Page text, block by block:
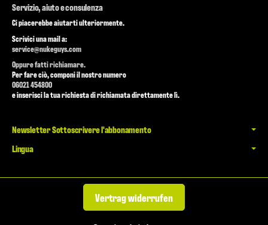
Servizio, aiuto e consulenza
Ci piacerebbe aiutarti ulteriormente.
Scrivici una mail a:
service@nukeguys.com
Oppure fatti richiamare.
Per fare ciò, componi il nostro numero
06021 454800
e inserisci la tua richiesta di richiamata direttamente lì.
Newsletter Sottoscrivere l'abbonamento
Lingua
Vertrag widerrufen